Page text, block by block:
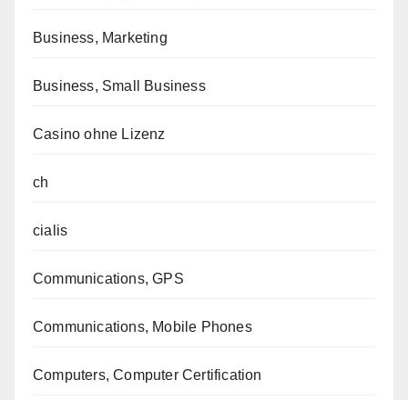
Business, Marketing
Business, Small Business
Casino ohne Lizenz
ch
cialis
Communications, GPS
Communications, Mobile Phones
Computers, Computer Certification